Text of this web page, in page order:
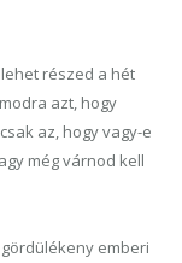
részed a hét
azt, hogy
az, hogy vagy-e
még várnod kell
emberi